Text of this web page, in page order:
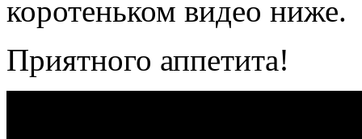
коротеньком видео ниже.
Приятного аппетита!